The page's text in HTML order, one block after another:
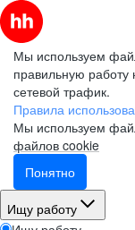
Мы используем
правильную работу
сетевой трафик.
Правила
Мы используем
файлов cookie
Понятно
Ищу работу